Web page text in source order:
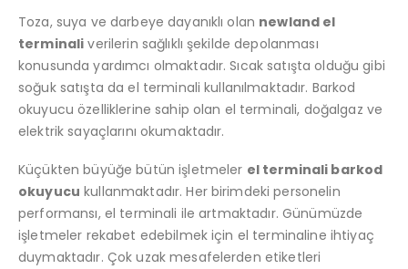
Toza, suya ve darbeye dayanıklı olan newland el
terminali verilerin sağlıklı şekilde depolanması
konusunda yardımcı olmaktadır. Sıcak satışta olduğu gibi
soğuk satışta da el terminali kullanılmaktadır. Barkod
okuyucu özelliklerine sahip olan el terminali, doğalgaz ve
elektrik sayaçlarını okumaktadır.
Küçükten büyüğe bütün işletmeler el terminali barkod
okuyucu kullanmaktadır. Her birimdeki personelin
performansı, el terminali ile artmaktadır. Günümüzde
işletmeler rekabet edebilmek için el terminaline ihtiyaç
duymaktadır. Çok uzak mesafelerden etiketleri